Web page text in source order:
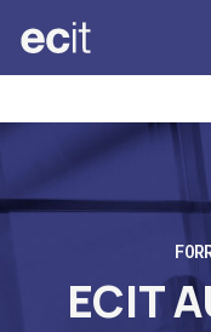
ECIT